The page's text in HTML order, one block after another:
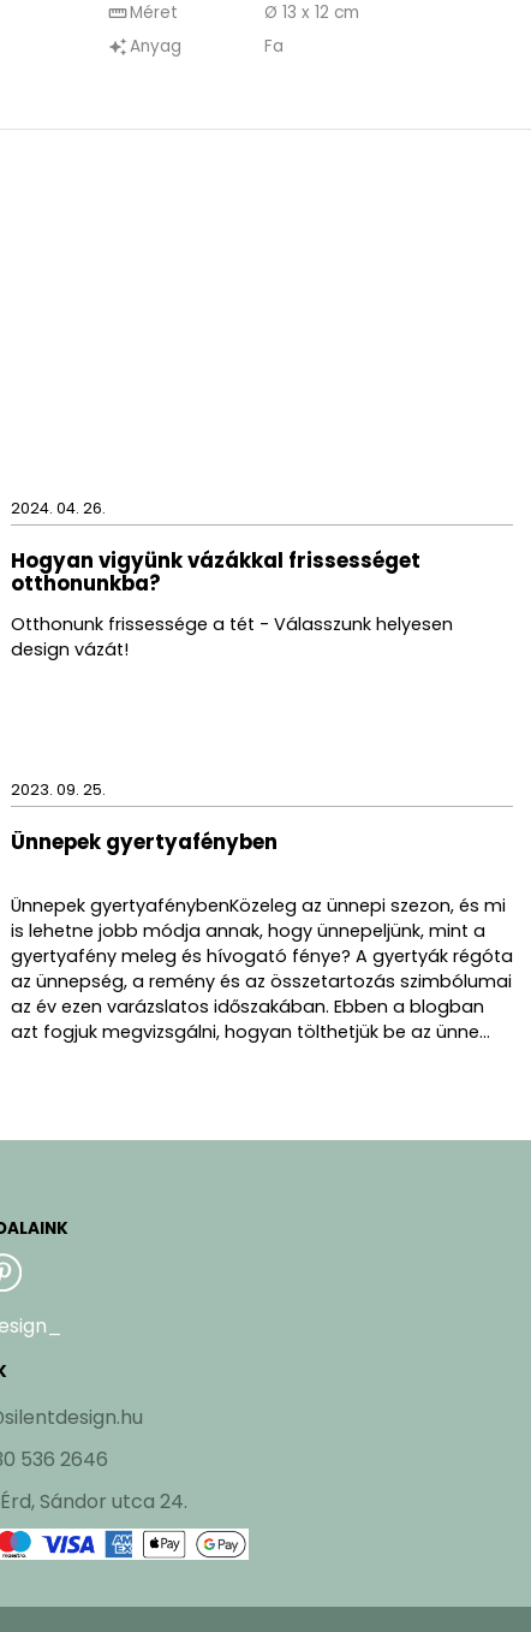
straightenMéret Ø 13 x 12 cm
auto_awesomeAnyag Fa
2024. 04. 26.
Hogyan vigyünk vázákkal frissességet
otthonunkba?
Otthonunk frissessége a tét - Válasszunk helyesen
design vázát!
2023. 09. 25.
Ünnepek gyertyafényben
Ünnepek gyertyafénybenKözeleg az ünnepi szezon, és mi
is lehetne jobb módja annak, hogy ünnepeljünk, mint a
gyertyafény meleg és hívogató fénye? A gyertyák régóta
az ünnepség, a remény és az összetartozás szimbólumai
az év ezen varázslatos időszakában. Ebben a blogban
azt fogjuk megvizsgálni, hogyan tölthetjük be az ünne...
536 2646
Sándor utca 24.